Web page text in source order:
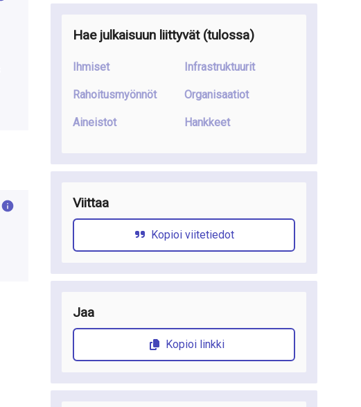
Hae julkaisuun liittyvät(tulossa)
Ihmiset
Rahoitusmyönnöt
Aineistot
Infrastruktuurit
Organisaatiot
Hankkeet
Viittaa
Kopioi viitetiedot
Jaa
Kopioi linkki